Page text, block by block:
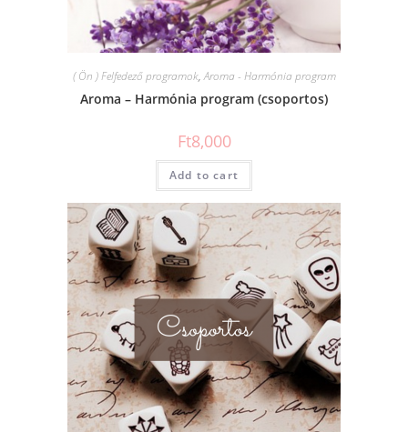
( Ön ) Felfedező programok,Aroma - Harmónia program
Aroma – Harmónia program (csoportos)
Ft8,000
Add to cart